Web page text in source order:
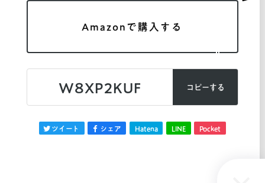
Amazonで購入する
W8XP2KUF コピーする
ツイート シェア Hatena LINE Pocket